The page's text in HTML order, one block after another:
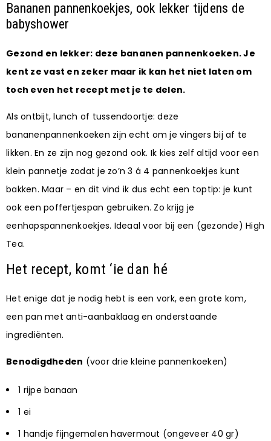
Bananen pannenkoekjes, ook lekker tijdens de
babyshower
Gezond en lekker: deze bananen pannenkoeken. Je
kent ze vast en zeker maar ik kan het niet laten om
toch even het recept met je te delen.
Als ontbijt, lunch of tussendoortje: deze
bananenpannenkoeken zijn echt om je vingers bij af te
likken. En ze zijn nog gezond ook. Ik kies zelf altijd voor een
klein pannetje zodat je zo’n 3 á 4 pannenkoekjes kunt
bakken. Maar – en dit vind ik dus echt een toptip: je kunt
ook een poffertjespan gebruiken. Zo krijg je
eenhapspannenkoekjes. Ideaal voor bij een (gezonde) High
Tea.
Het recept, komt ‘ie dan hé
Het enige dat je nodig hebt is een vork, een grote kom,
een pan met anti-aanbaklaag en onderstaande
ingrediënten.
Benodigdheden (voor drie kleine pannenkoeken)
1 rijpe banaan
1 ei
1 handje fijngemalen havermout (ongeveer 40 gr)